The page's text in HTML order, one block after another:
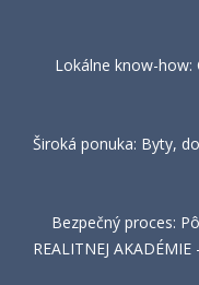
Lokálne know-how:
Široká ponuka: Byty,
Bezpečný proces:
REALITNEJ